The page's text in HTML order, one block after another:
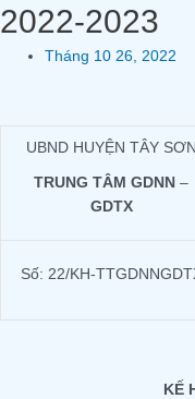
2022-2023
Tháng 10 26, 2022
UBND HUYỆN TÂY SƠN
TRUNG TÂM GDNN –
GDTX
Số: 22/KH-
KẾ